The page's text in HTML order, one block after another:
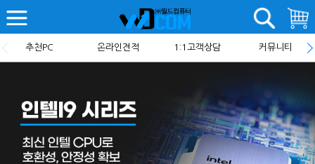
추천PC 온라인견적 1:1고객상담 커뮤니티